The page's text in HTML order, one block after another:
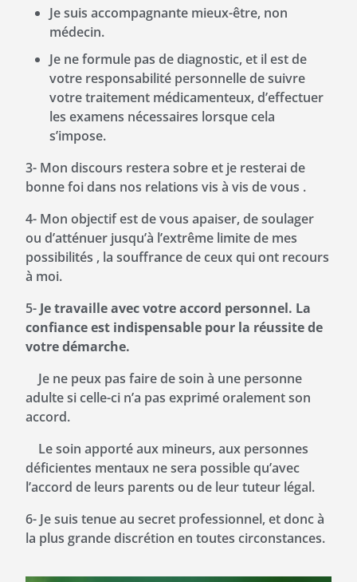
Je suis accompagnante mieux-être, non
médecin.
Je ne formule pas de diagnostic, et il est de
votre responsabilité personnelle de suivre
votre traitement médicamenteux, d’effectuer
les examens nécessaires lorsque cela
s’impose.
3- Mon discours restera sobre et je resterai de
bonne foi dans nos relations vis à vis de vous .
4- Mon objectif est de vous apaiser, de soulager
ou d’atténuer jusqu’à l’extrême limite de mes
possibilités , la souffrance de ceux qui ont recours
à moi.
5- Je travaille avec votre accord personnel. La
confiance est indispensable pour la réussite de
votre démarche.
Je ne peux pas faire de soin à une personne
adulte si celle-ci n’a pas exprimé oralement son
accord.
Le soin apporté aux mineurs, aux personnes
déficientes mentaux ne sera possible qu’avec
l’accord de leurs parents ou de leur tuteur légal.
6- Je suis tenue au secret professionnel, et donc à
la plus grande discrétion en toutes circonstances.